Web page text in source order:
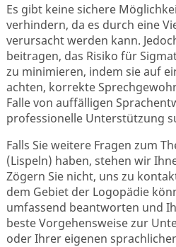
Es gibt keine sichere
verhindern, da es durch eine
verursacht werden kann.
beitragen, das Risiko für
zu minimieren, indem sie auf
achten, korrekte
Falle von auffälligen
professionelle Unterstützung
Falls Sie weitere Fragen zum
(Lispeln) haben, stehen wir
Zögern Sie nicht, uns zu
dem Gebiet der Logopädie
umfassend beantworten und
beste Vorgehensweise zur
oder Ihrer eigenen